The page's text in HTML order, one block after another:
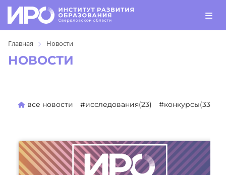
Главная Новости
НОВОСТИ
все новости #исследования(23) #конкурсы(330)